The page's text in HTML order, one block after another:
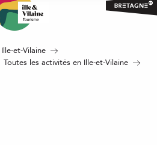
et-Vilaine
Toutes les activités en Ille-et-Vilaine